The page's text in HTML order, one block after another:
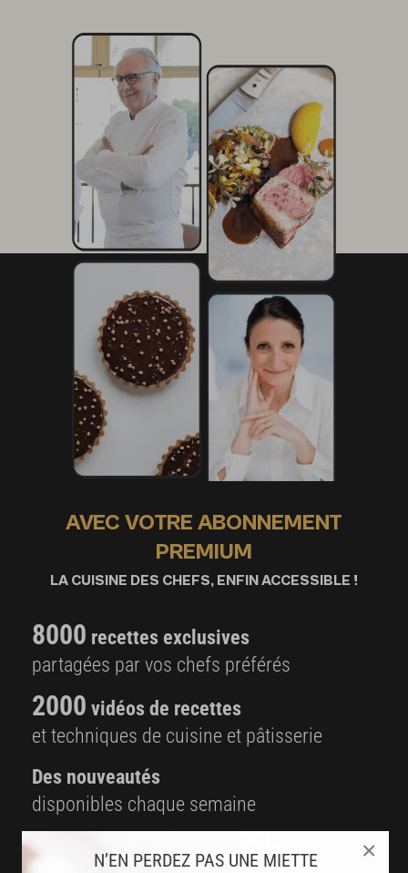
N’EN PERDEZ PAS UNE MIETTE ×
AVEC VOTRE ABONNEMENT
PREMIUM
LA CUISINE DES CHEFS, ENFIN ACCESSIBLE !
8000 recettes exclusives
partagées par vos chefs préférés
2000 vidéos de recettes
et techniques de cuisine et pâtisserie
Des nouveautés
disponibles chaque semaine
Stop pub